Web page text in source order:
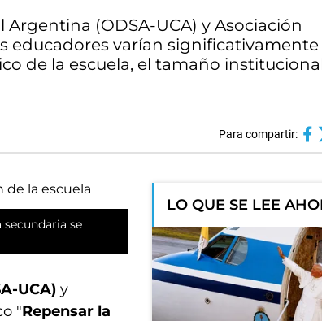
(ODSA-UCA) y Asociación
educadores varían significativamente
de la escuela, el tamaño
Para compartir:
se
UCA) y
"Repensar la
LO QUE SE LEE